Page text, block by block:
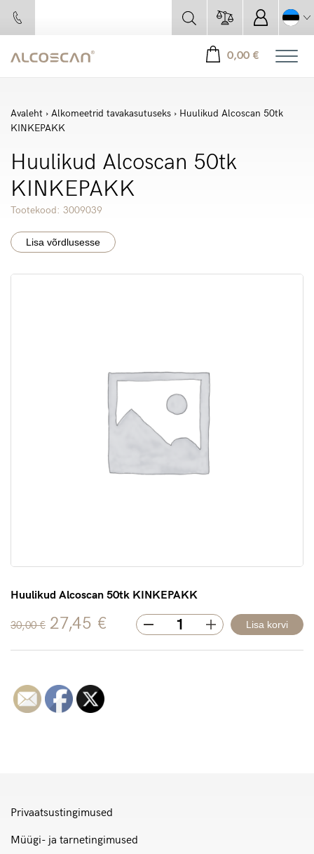
0,00 €
Avaleht › Alkomeetrid tavakasutuseks › Huulikud Alcoscan 50tk
KINKEPAKK
Huulikud Alcoscan 50tk
KINKEPAKK
Tootekood: 3009039
Lisa võrdlusesse
Huulikud Alcoscan 50tk KINKEPAKK
30,00€ Algne
30,00 €.
27,45 € Praegune
Quantity Lisa korvi
Privaatsustingimused
Müügi- ja tarnetingimused